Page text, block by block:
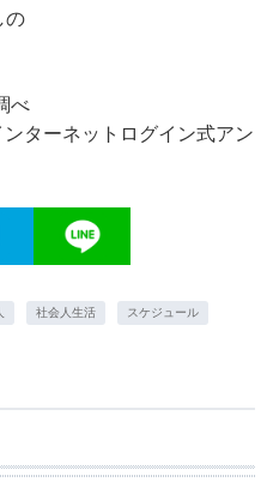
の
べ
ターネットログイン式アン
社会人生活 スケジュール